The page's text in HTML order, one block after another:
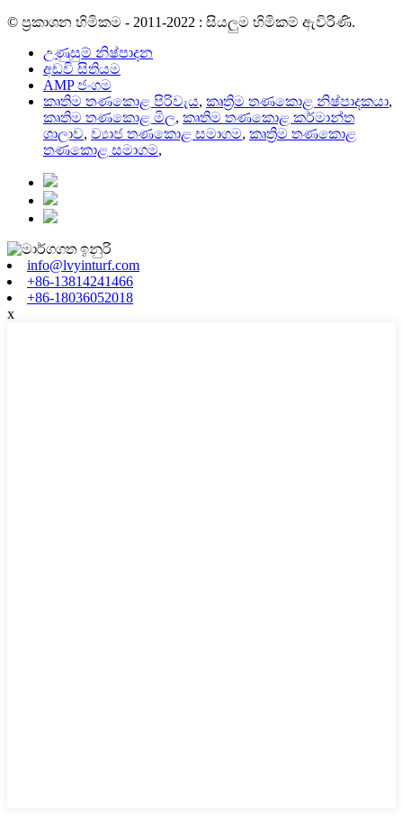
© ප්‍රකාශන හිමිකම - 2011-2022 : සියලුම හිමිකම් ඇවිරිණි.
උණුසුම් නිෂ්පාදන
අඩවි සිතියම
AMP ජංගම
කෘතිම තණකොළ පිරිවැය, කෘත්‍රිම තණකොළ නිෂ්පාදකයා,
කෘතිම තණකොළ මිල, කෘතිම තණකොළ කර්මාන්ත
ශාලාව, ව්‍යාජ තණකොළ සමාගම, කෘත්‍රිම තණකොළ
තණකොළ සමාගම,
info@lvyinturf.com
+86-13814241466
+86-18036052018
x